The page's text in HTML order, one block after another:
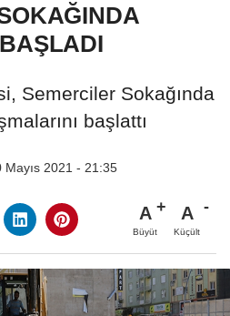
Semerciler Sokağında
başlattı
Mayıs 2021 - 21:35
A
Büyüt
A
Küçült